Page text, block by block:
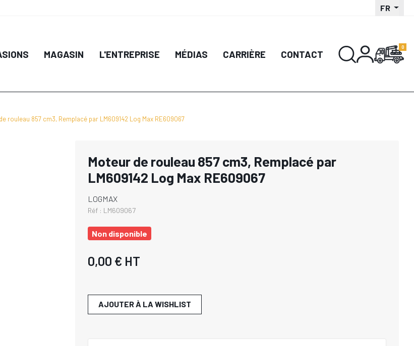
FR
MAGASIN L'ENTREPRISE MÉDIAS CARRIÈRE CONTACT
rouleau 857 cm3, Remplacé par LM609142 Log Max RE609067
Moteur de rouleau 857 cm3, Remplacé par
LM609142 Log Max RE609067
LOGMAX
Réf : LM609067
Non disponible
0,00 € HT
AJOUTER À LA WISHLIST